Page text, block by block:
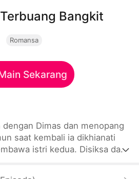
Bangkit
Romansa
Sekarang
Dimas dan menopang
saat kembali ia dikhianati
istri kedua. Disiksa dan